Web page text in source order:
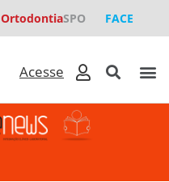
OrtodontiaSPO FACE